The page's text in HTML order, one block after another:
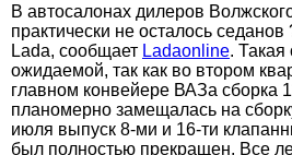
В автосалонах дилеров
практически не осталось
Lada, сообщает Ladaonline. Такая
ожидаемой, так как во втором
главном конвейере ВАЗа сборка
планомерно замещалась на
июля выпуск 8-ми и 16-ти
был полностью прекращен. Все